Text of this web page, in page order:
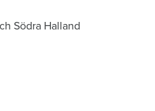
Södra Halland